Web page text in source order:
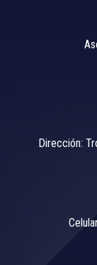
Dirección: